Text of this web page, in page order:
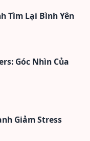
Tìm Lại Bình Yên
Góc Nhìn Của
Giảm Stress